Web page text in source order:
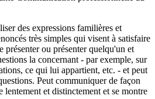
des expressions familières et
très simples qui visent à satisfaire
présenter ou présenter quelqu'un et
la concernant - par exemple, sur
ce qui lui appartient, etc. - et peut
Peut communiquer de façon
et distinctement et se montre